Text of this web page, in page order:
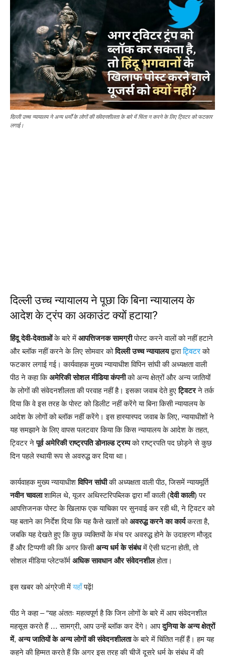
दिल्ली उच्च न्यायालय ने अन्य धर्मों के लोगों की संवेदनशीलता के बारे में चिंता न करने के लिए ट्विटर को फटकार
लगाई।
दिल्ली उच्च न्यायालय ने पूछा कि बिना न्यायालय के
आदेश के ट्रंप का अकाउंट क्यों हटाया?
हिंदू देवी-देवताओंके बारे में आपत्तिजनक सामग्रीपोस्ट करने वालों को नहीं हटाने
और ब्लॉक नहीं करने के लिए सोमवार कोदिल्ली उच्च न्यायालयद्वाराट्विटरको
फटकार लगाई गई। कार्यवाहक मुख्य न्यायाधीश विपिन सांघी की अध्यक्षता वाली
पीठ ने कहा किअमेरिकी सोशल मीडिया कंपनीको अन्य क्षेत्रों और अन्य जातियों
के लोगों की संवेदनशीलता की परवाह नहीं है। इसका जवाब देते हुएट्विटरने तर्क
दिया कि वे इस तरह के पोस्ट को डिलीट नहीं करेंगे या बिना किसी न्यायालय के
आदेश के लोगों को ब्लॉक नहीं करेंगे। इस हास्यास्पद जवाब के लिए, न्यायाधीशों ने
यह समझाने के लिए वापस पलटवार किया कि किस न्यायालय के आदेश के तहत,
ट्विटर नेपूर्व अमेरिकी राष्ट्रपति डोनाल्ड ट्रम्पको राष्ट्रपति पद छोड़ने से कुछ
दिन पहले स्थायी रूप से अवरुद्ध कर दिया था।
कार्यवाहक मुख्य न्यायाधीशविपिन सांघीकी अध्यक्षता वाली पीठ, जिसमें न्यायमूर्ति
नवीन चावलाशामिल थे, यूजर अथिस्टरिपब्लिक द्वारा माँ काली (देवी काली) पर
आपत्तिजनक पोस्ट के खिलाफ एक याचिका पर सुनवाई कर रही थी, ने ट्विटर को
यह बताने का निर्देश दिया कि यह कैसे खातों कोअवरुद्ध करने का कार्यकरता है,
जबकि यह देखते हुए कि कुछ व्यक्तियों के मंच पर अवरुद्ध होने के उदाहरण मौजूद
हैं और टिप्पणी की कि अगर किसीअन्य धर्म के संबंधमें ऐसी घटना होती, तो
सोशल मीडिया प्लेटफॉर्म अधिक सावधान और संवेदनशीलहोता।
इस खबर को अंग्रेजी मेंयहाँपढ़ें!
पीठ ने कहा – “यह अंततः महत्वपूर्ण है कि जिन लोगों के बारे में आप संवेदनशील
महसूस करते हैं … सामग्री, आप उन्हें ब्लॉक कर देंगे। आपदुनिया के अन्य क्षेत्रों
में, अन्य जातियों के अन्य लोगों की संवेदनशीलताके बारे में चिंतित नहीं हैं। हम यह
कहने की हिम्मत करते हैं कि अगर इस तरह की चीजें दूसरे धर्म के संबंध में की